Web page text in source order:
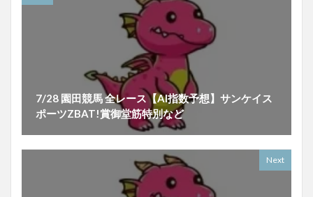
7/28 園田競馬 全レース【AI指数予想】サンケイス
ポーツZBAT!賞御堂筋特別など
Next